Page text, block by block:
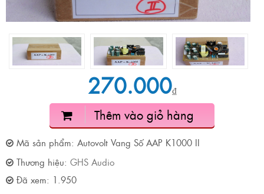
270.000₫
Thêm vào giỏ hàng
Mã sản phẩm: Autovolt Vang Số AAP K1000 II
Thương hiệu: GHS Audio
Đã xem: 1.950